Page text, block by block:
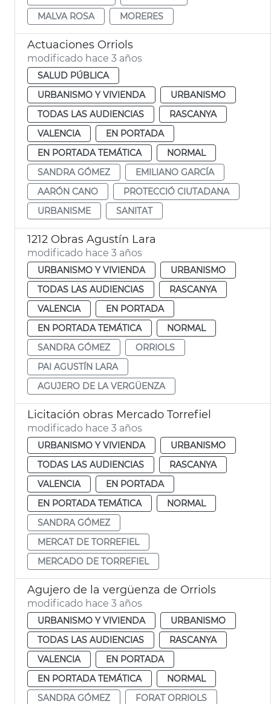
MALVA ROSA
MORERES
Actuaciones Orriols
modificado hace 3 años
SALUD PÚBLICA
URBANISMO Y VIVIENDA
URBANISMO
TODAS LAS AUDIENCIAS
RASCANYA
VALENCIA
EN PORTADA
EN PORTADA TEMÁTICA
NORMAL
SANDRA GÓMEZ
EMILIANO GARCÍA
AARÓN CANO
PROTECCIÓ CIUTADANA
URBANISME
SANITAT
1212 Obras Agustín Lara
modificado hace 3 años
URBANISMO Y VIVIENDA
URBANISMO
TODAS LAS AUDIENCIAS
RASCANYA
VALENCIA
EN PORTADA
EN PORTADA TEMÁTICA
NORMAL
SANDRA GÓMEZ
ORRIOLS
PAI AGUSTÍN LARA
AGUJERO DE LA VERGÜENZA
Licitación obras Mercado Torrefiel
modificado hace 3 años
URBANISMO Y VIVIENDA
URBANISMO
TODAS LAS AUDIENCIAS
RASCANYA
VALENCIA
EN PORTADA
EN PORTADA TEMÁTICA
NORMAL
SANDRA GÓMEZ
MERCAT DE TORREFIEL
MERCADO DE TORREFIEL
Agujero de la vergüenza de Orriols
modificado hace 3 años
URBANISMO Y VIVIENDA
URBANISMO
TODAS LAS AUDIENCIAS
RASCANYA
VALENCIA
EN PORTADA
EN PORTADA TEMÁTICA
NORMAL
SANDRA GÓMEZ
FORAT ORRIOLS